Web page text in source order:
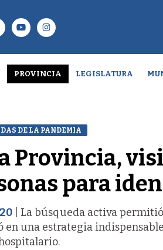
PROVINCIA LEGISLATURA
DE LA PANDEMIA
Provincia,
para
| La búsqueda activa
en una estrategia